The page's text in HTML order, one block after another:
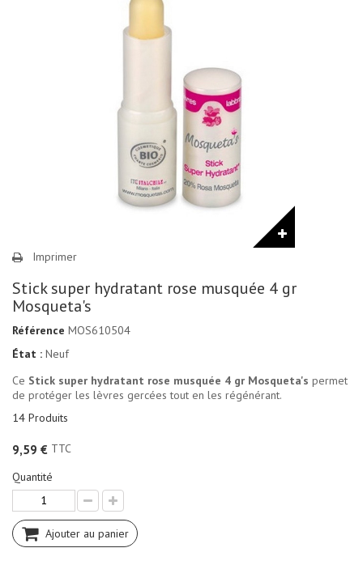
Imprimer
Stick super hydratant rose musquée 4 gr
Mosqueta's
Référence MOS610504
État : Neuf
Ce Stick super hydratant rose musquée 4 gr Mosqueta's permet
de protéger les lèvres gercées tout en les régénérant.
14 Produits
9,59 € TTC
Quantité
Ajouter au panier